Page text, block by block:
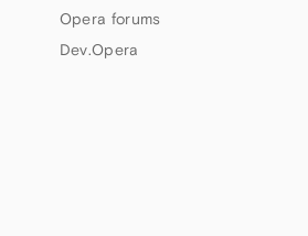
Opera forums
Dev.Opera